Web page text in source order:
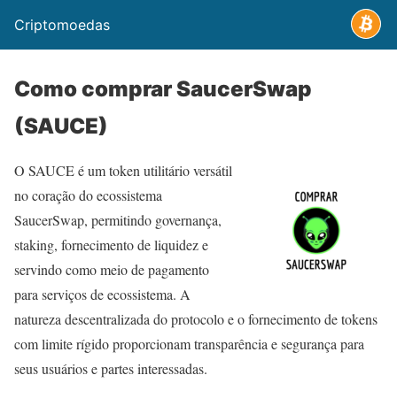
Criptomoedas
Como comprar SaucerSwap
(SAUCE)
O SAUCE é um token utilitário versátil
no coração do ecossistema
SaucerSwap, permitindo governança,
staking, fornecimento de liquidez e
servindo como meio de pagamento
para serviços de ecossistema. A
natureza descentralizada do protocolo e o fornecimento de tokens
com limite rígido proporcionam transparência e segurança para
seus usuários e partes interessadas.